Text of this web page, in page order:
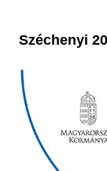
Széchenyi